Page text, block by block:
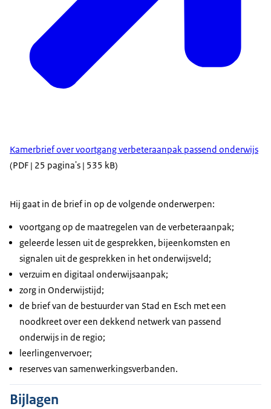
Kamerbrief over voortgang verbeteraanpak passend onderwijs
(PDF | 25 pagina's | 535 kB)
Hij gaat in de brief in op de volgende onderwerpen:
voortgang op de maatregelen van de verbeteraanpak;
geleerde lessen uit de gesprekken, bijeenkomsten en
signalen uit de gesprekken in het onderwijsveld;
verzuim en digitaal onderwijsaanpak;
zorg in Onderwijstijd;
de brief van de bestuurder van Stad en Esch met een
noodkreet over een dekkend netwerk van passend
onderwijs in de regio;
leerlingenvervoer;
reserves van samenwerkingsverbanden.
Bijlagen